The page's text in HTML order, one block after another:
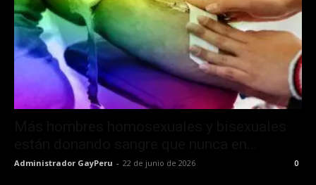
Administrador GayPeru - 22 de junio de 2026 0